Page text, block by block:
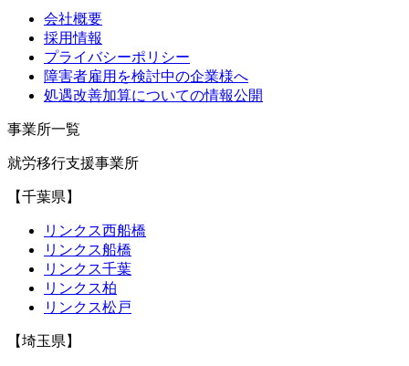
会社概要
採用情報
プライバシーポリシー
障害者雇用を検討中の企業様へ
処遇改善加算についての情報公開
事業所一覧
就労移行支援事業所
【千葉県】
リンクス西船橋
リンクス船橋
リンクス千葉
リンクス柏
リンクス松戸
【埼玉県】